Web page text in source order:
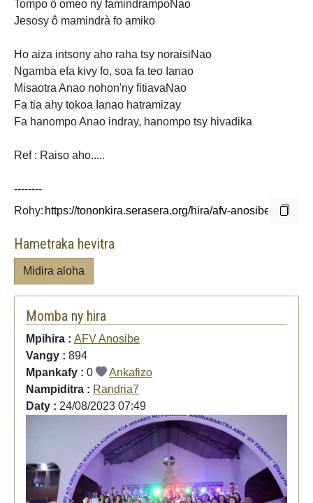
Tompo ô omeo ny famindrampoNao
Jesosy ô mamindrà fo amiko
Ho aiza intsony aho raha tsy noraisiNao
Ngamba efa kivy fo, soa fa teo Ianao
Misaotra Anao nohon'ny fitiavaNao
Fa tia ahy tokoa Ianao hatramizay
Fa hanompo Anao indray, hanompo tsy hivadika
Ref : Raiso aho.....
--------
Rohy:
Hametraka hevitra
Midira aloha
Momba ny hira
Mpihira : AFV Anosibe
Vangy : 894
Mpankafy : 0
Ankafizo
Nampiditra : Randria7
Daty : 24/08/2023 07:49